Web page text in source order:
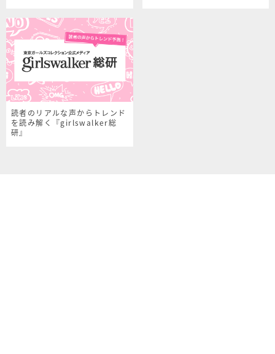
読者のリアルな声からトレンド
を読み解く『girlswalker総
研』